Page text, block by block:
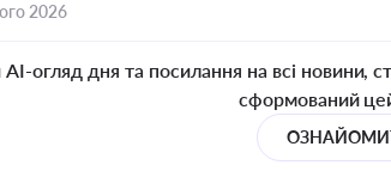
2026
огляд дня та посилання на всі новини,
сформований